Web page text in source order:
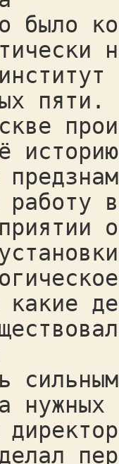
было
работу
какие